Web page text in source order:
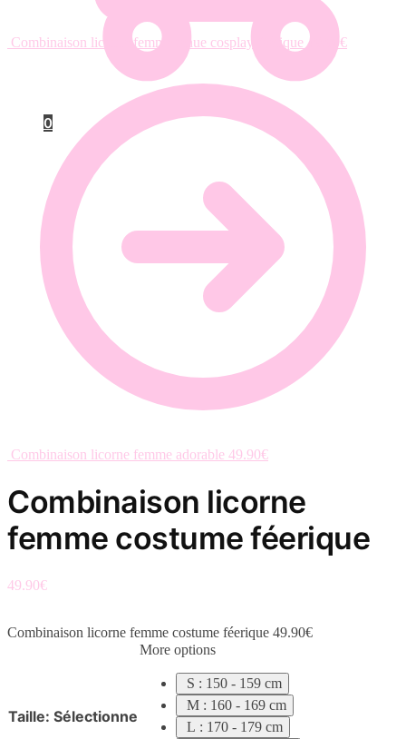
0
Combinaison licorne femme tenue cosplay féérique 49.90€
Combinaison licorne femme adorable 49.90€
Combinaison licorne
femme costume féerique
49.90€
Combinaison licorne femme costume féerique 49.90€
Taille: Sélectionne
More options
S : 150 - 159 cm
M : 160 - 169 cm
L : 170 - 179 cm